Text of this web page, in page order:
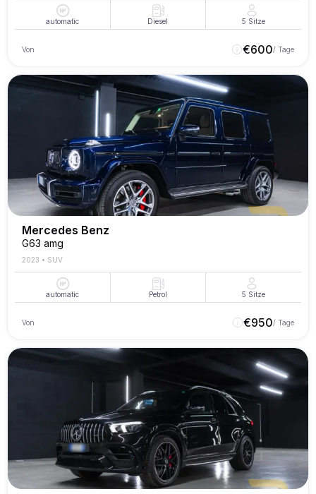
automatic Diesel 5 Sitze
Von €600/ Tage
Mercedes Benz
G63 amg
2023 • SUV
automatic Petrol 5 Sitze
Von €950/ Tage